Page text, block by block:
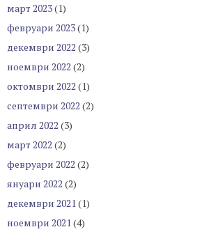
март 2023(1)
февруари 2023(1)
декември 2022 (3)
ноември 2022 (2)
октомври 2022 (1)
септември 2022 (2)
април 2022 (3)
март 2022 (2)
февруари 2022 (2)
януари 2022 (2)
декември 2021 (1)
ноември 2021 (4)